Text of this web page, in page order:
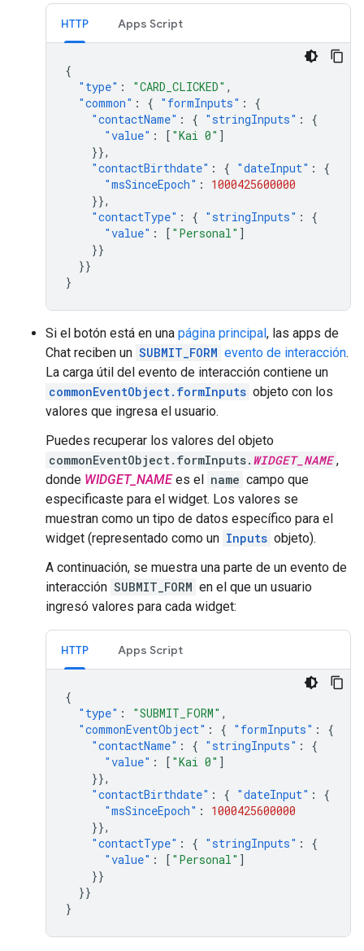
HTTP Apps Script
{
"type" : "CARD_CLICKED" ,
"common" : { "formInputs" :
{
"contactName" : { "stringInputs" :
{
"value" : [ "Kai 0" ]
}},
"contactBirthdate" : { "dateInput" :
{
"msSinceEpoch" :
1000425600000
}},
"contactType" : { "stringInputs" :
{
"value" : [ "Personal" ]
}}
}}
}
Si el botón está en una página principal, las apps de
Chat reciben un SUBMIT_FORM evento de interacción.
La carga útil del evento de interacción contiene un
commonEventObject.formInputs objeto con los
valores que ingresa el usuario.
Puedes recuperar los valores del objeto
commonEventObject.formInputs. WIDGET_NAME ,
donde WIDGET_NAMEes el name campo que
especificaste para el widget. Los valores se
muestran como un tipo de datos específico para el
widget (representado como un Inputs objeto).
A continuación, se muestra una parte de un evento de
interacción SUBMIT_FORM en el que un usuario
ingresó valores para cada widget:
HTTP Apps Script
{
"type" : "SUBMIT_FORM" ,
"commonEventObject" : { "formInputs" :
{
"contactName" : { "stringInputs" :
{
"value" : [ "Kai 0" ]
}},
"contactBirthdate" : { "dateInput" :
{
"msSinceEpoch" :
1000425600000
}},
"contactType" : { "stringInputs" :
{
"value" : [ "Personal" ]
}}
}}
}